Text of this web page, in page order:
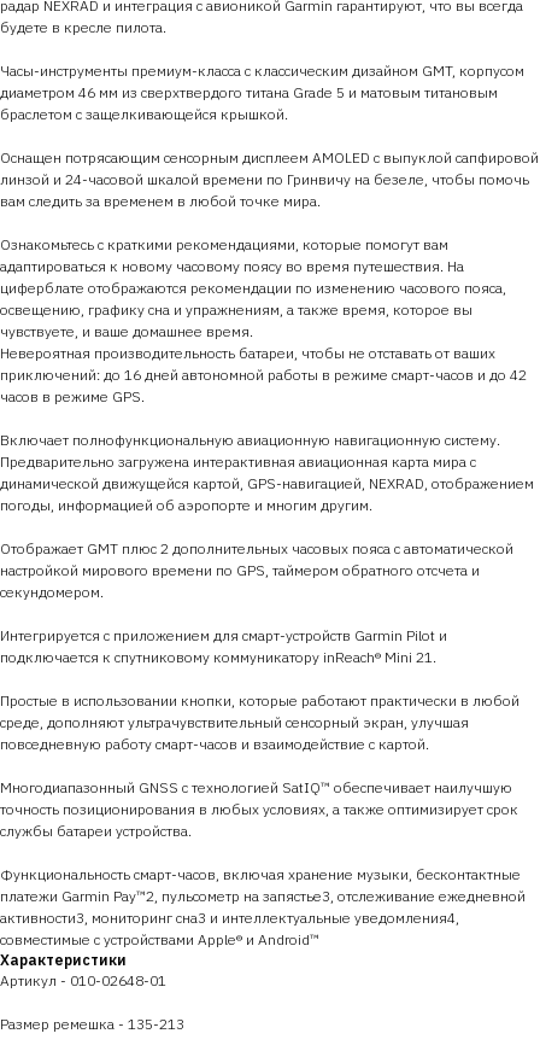
радар NEXRAD и интеграция с авионикой Garmin гарантируют, что вы всегда
будете в кресле пилота.
Часы-инструменты премиум-класса с классическим дизайном GMT, корпусом
диаметром 46 мм из сверхтвердого титана Grade 5 и матовым титановым
браслетом с защелкивающейся крышкой.
Оснащен потрясающим сенсорным дисплеем AMOLED с выпуклой сапфировой
линзой и 24-часовой шкалой времени по Гринвичу на безеле, чтобы помочь
вам следить за временем в любой точке мира.
Ознакомьтесь с краткими рекомендациями, которые помогут вам
адаптироваться к новому часовому поясу во время путешествия. На
циферблате отображаются рекомендации по изменению часового пояса,
освещению, графику сна и упражнениям, а также время, которое вы
чувствуете, и ваше домашнее время.
Невероятная производительность батареи, чтобы не отставать от ваших
приключений: до 16 дней автономной работы в режиме смарт-часов и до 42
часов в режиме GPS.
Включает полнофункциональную авиационную навигационную систему.
Предварительно загружена интерактивная авиационная карта мира с
динамической движущейся картой, GPS-навигацией, NEXRAD, отображением
погоды, информацией об аэропорте и многим другим.
Отображает GMT плюс 2 дополнительных часовых пояса с автоматической
настройкой мирового времени по GPS, таймером обратного отсчета и
секундомером.
Интегрируется с приложением для смарт-устройств Garmin Pilot и
подключается к спутниковому коммуникатору inReach® Mini 21.
Простые в использовании кнопки, которые работают практически в любой
среде, дополняют ультрачувствительный сенсорный экран, улучшая
повседневную работу смарт-часов и взаимодействие с картой.
Многодиапазонный GNSS с технологией SatIQ™ обеспечивает наилучшую
точность позиционирования в любых условиях, а также оптимизирует срок
службы батареи устройства.
Функциональность смарт-часов, включая хранение музыки, бесконтактные
платежи Garmin Pay™2, пульсометр на запястье3, отслеживание ежедневной
активности3, мониторинг сна3 и интеллектуальные уведомления4,
совместимые с устройствами Apple® и Android™
Характеристики
Артикул - 010-02648-01
Размер ремешка - 135-213